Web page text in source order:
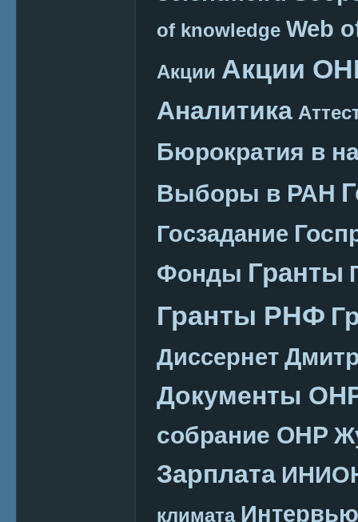
of knowledge Web
Акции Акции
Аналитика
Бюрократия в
Выборы в РАН
Госзадание
Фонды Гранты
Гранты РНФ
Диссернет
Документы
собрание ОНР
Зарплата
климата Интервью